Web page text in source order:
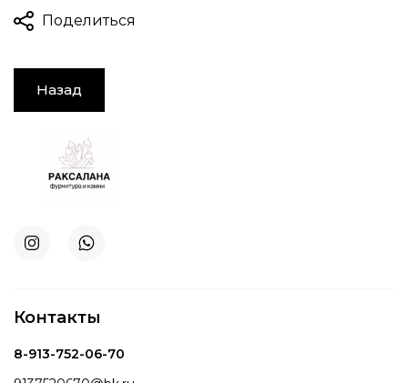
Поделиться
Назад
Контакты
8-913-752-06-70